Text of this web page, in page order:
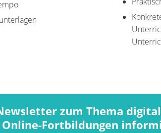
zum Thema
Online-Fortbildungen